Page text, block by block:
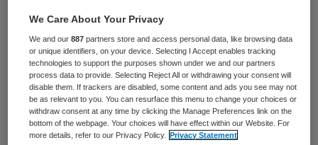
rol van verkenner op zich in de discussie
over wetsvoorstel BIG II
Over dit voorstel ontstond deze zomer
grote onrust ontstaan onder
verpleegkundigen. Door juridische
We Care About Your Privacy
We and our887 partners store and access personal data, like browsing data
or unique identifiers, on your device. Selecting I Accept enables tracking
technologies to support the purposes shown under we and our partners
process data to provide. Selecting Reject All or withdrawing your consent will
disable them. If trackers are disabled, some content and ads you see may not
be as relevant to you. You can resurface this menu to change your choices or
withdraw consent at any time by clicking the Manage Preferences link on the
bottom of the webpage. Your choices will have effect within our Website. For
more details, refer to our Privacy Policy.
Privacy Statement